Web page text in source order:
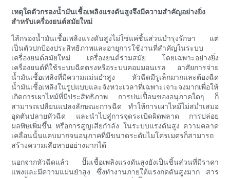
เหตุใดตัวกรองน้ำมันเชื้อเพลิงแรงดันสูงจึงมีความสำคัญอย่างยิ่ง
สำหรับเครื่องยนต์สมัยใหม่
ไส้กรองน้ำมันเชื้อเพลิงแรงดันสูงไม่ใช่แค่ชิ้นส่วนบำรุงรักษา แต่
เป็นตัวปกป้องประสิทธิภาพและอายุการใช้งานที่สำคัญในระบบ
เครื่องยนต์สมัยใหม่ เครื่องยนต์ร่วมสมัย โดยเฉพาะอย่างยิ่ง
เครื่องยนต์ที่ใช้ระบบฉีดตรงหรือระบบคอมมอนเรล อาศัยการจ่าย
น้ำมันเชื้อเพลิงที่มีความแม่นยำสูง หัวฉีดมีรูเล็กมากและต้องฉีด
น้ำมันเชื้อเพลิงในรูปแบบและจังหวะเวลาที่เฉพาะเจาะจงมากเพื่อให้
เกิดการเผาไหม้ที่มีประสิทธิภาพ การปนเปื้อนของอนุภาคใดๆ ก็
สามารถเปลี่ยนแปลงลักษณะการฉีด ทำให้การเผาไหม้ไม่สม่ำเสมอ
อุดตันปลายหัวฉีด และนำไปสู่การจุดระเบิดผิดพลาด การปล่อย
มลพิษเพิ่มขึ้น หรือการสูญเสียกำลัง ในระบบแรงดันสูง ความคลาด
เคลื่อนนั้นแคบมากจนอนุภาคที่มีขนาดระดับไมโครเมตรก็สามารถ
สร้างความเสียหายอย่างมากได้
นอกจากหัวฉีดแล้ว ปั๊มเชื้อเพลิงแรงดันสูงยังเป็นชิ้นส่วนที่มีราคา
แพงและมีความแม่นยำสูง ซึ่งทำงานภายใต้แรงกดดันสูงมาก สาร